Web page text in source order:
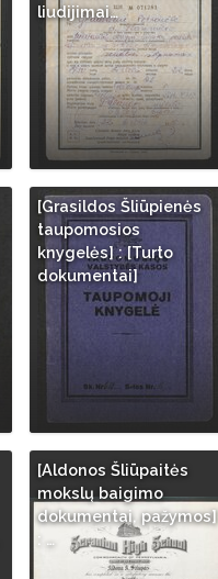
liudijimai…
[Grasildos Šliūpienės
taupomosios
knygelės] : [Turto
dokumentai]
[Aldonos Šliūpaitės
mokslų baigimo
dokumentai, pažymos]
: …